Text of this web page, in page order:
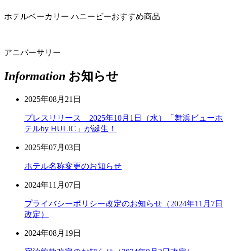
ホテルベーカリー ハニービーおすすめ商品
アニバーサリー
Information お知らせ
2025年08月21日
プレスリリース 2025年10月1日（水）「舞浜ビューホ
テルby HULIC」が誕生！
2025年07月03日
ホテル名称変更のお知らせ
2024年11月07日
プライバシーポリシー改定のお知らせ（2024年11月7日
改定）
2024年08月19日